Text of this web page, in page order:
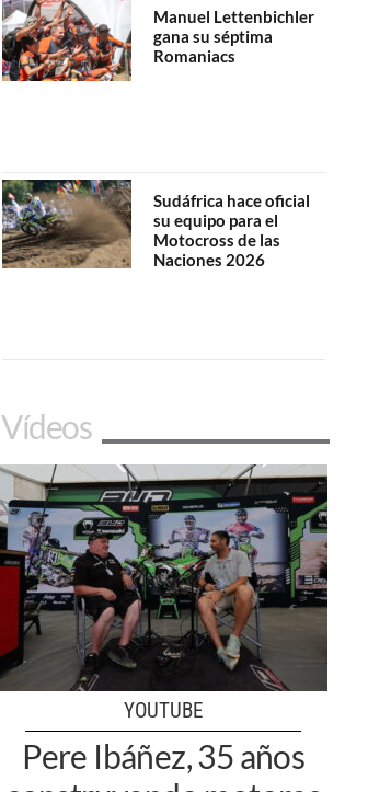
Manuel Lettenbichler
gana su séptima
Romaniacs
Sudáfrica hace oficial
su equipo para el
Motocross de las
Naciones 2026
Vídeos
YOUTUBE
Pere Ibáñez, 35 años